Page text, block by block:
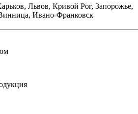
Львов, Кривой Рог, Запорожье,
Ивано-Франковск